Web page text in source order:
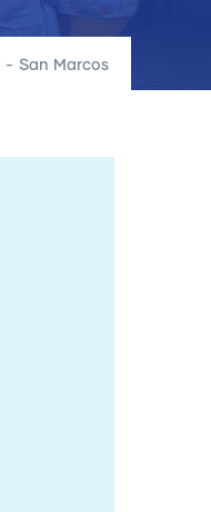
- San Marcos